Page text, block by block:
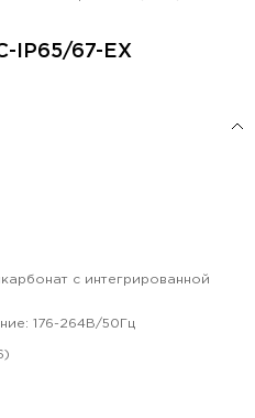
IP65/67-EX
с интегрированной
: 176-264В/50Гц